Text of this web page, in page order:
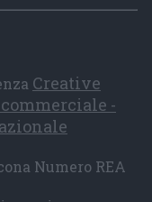
Creative
-
Numero REA